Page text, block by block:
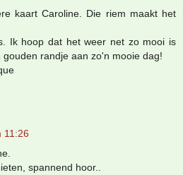
kaart Caroline. Die riem maakt het
Ik hoop dat het weer net zo mooi is
randje aan zo'n mooie dag!
11:26
spannend hoor..